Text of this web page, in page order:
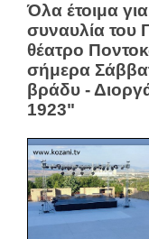
Όλα έτοιμα
συναυλία του
θέατρο
σήμερα
βράδυ -
1923"